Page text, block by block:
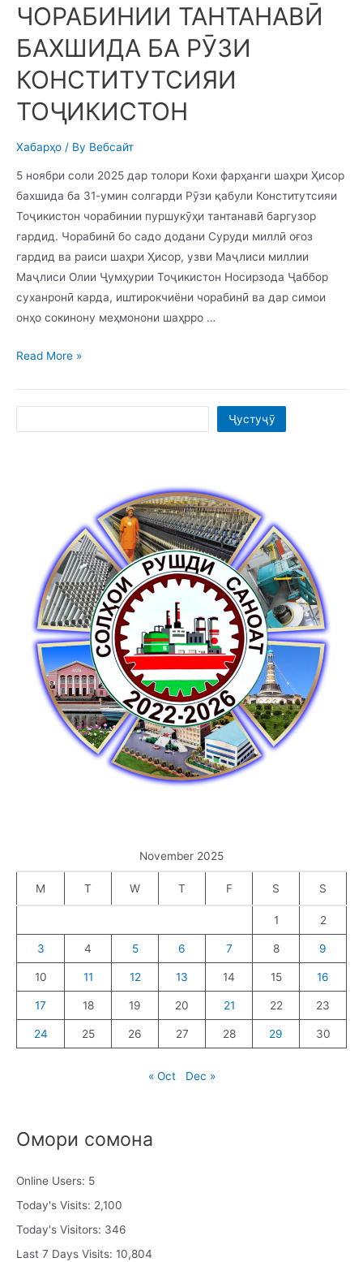
ОЗМУНИ
ҶУМҲУРИЯВИИ
“БЕҲТАРИН
МАҲАЛЛА”
ГАРДИД
ЧОРАБИНИИ ТАНТАНАВӢ
БАХШИДА БА РӮЗИ
КОНСТИТУТСИЯИ
ТОҶИКИСТОН
Хабарҳо / By Вебсайт
5 ноябри соли 2025 дар толори Кохи фарҳанги шаҳри Ҳисор
бахшида ба 31-умин солгарди Рӯзи қабули Конститутсияи
Тоҷикистон чорабинии пуршукӯҳи тантанавӣ баргузор
гардид. Чорабинӣ бо садо додани Суруди миллӣ оғоз
гардид ва раиси шаҳри Ҳисор, узви Маҷлиси миллии
Маҷлиси Олии Ҷумҳурии Тоҷикистон Носирзода Ҷаббор
суханронӣ карда, иштирокчиёни чорабинӣ ва дар симои
онҳо сокинону меҳмонони шаҳрро …
ЧОРАБИНИИ
РӮЗИ
Read More »
Ҷустуҷӯ
November 2025
M T W T F S S
1 2
3 4 5 6 7 8 9
10 11 12 13 14 15 16
17 18 19 20 21 22 23
24 25 26 27 28 29 30
« Oct Dec »
Омори сомона
Online Users: 5
Today's Visits: 2,100
Today's Visitors: 346
Last 7 Days Visits: 10,804